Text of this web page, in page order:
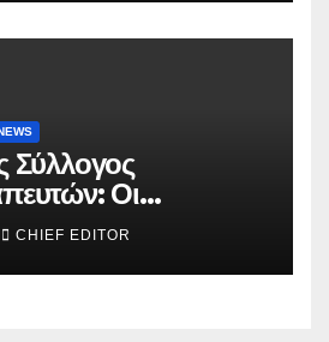
Σύλλογος
Οι
τον ΕΟΠΥΥ για
του clawback
CHIEF EDITOR